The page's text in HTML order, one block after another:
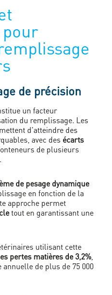
de précision
un facteur
du remplissage. Les
d'atteindre des
avec des écarts
de plusieurs
de pesage dynamique
en fonction de la
approche permet
tout en garantissant une
utilisant cette
pertes matières de 3,2%
de plus de 75 000